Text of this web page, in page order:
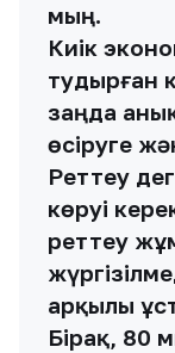
мың.
Киік
тудырған
заңда
өсіруге
Реттеу
көруі
реттеу
арқылы
Бірақ, 80